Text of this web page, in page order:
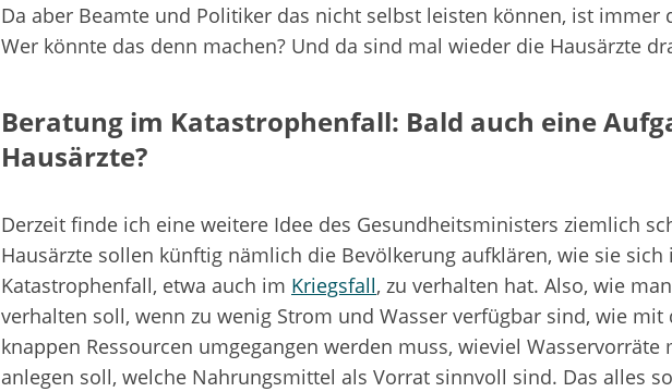
Da aber Beamte und Politiker das nicht selbst leisten können, ist immer
Wer könnte das denn machen? Und da sind mal wieder die Hausärzte
Beratung im Katastrophenfall: Bald auch eine
Hausärzte?
Derzeit finde ich eine weitere Idee des Gesundheitsministers ziemlich
Hausärzte sollen künftig nämlich die Bevölkerung aufklären, wie sie sich
Katastrophenfall, etwa auch im Kriegsfall, zu verhalten hat. Also, wie
verhalten soll, wenn zu wenig Strom und Wasser verfügbar sind, wie mit
knappen Ressourcen umgegangen werden muss, wieviel Wasservorräte
anlegen soll, welche Nahrungsmittel als Vorrat sinnvoll sind. Das alles